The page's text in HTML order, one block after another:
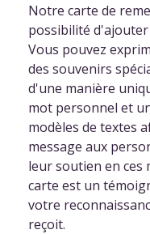
Notre carte de
possibilité
Vous pouvez
des souvenirs
d'une manière
mot personnel et
modèles de textes
message aux
leur soutien en ces
carte est un
votre
reçoit.